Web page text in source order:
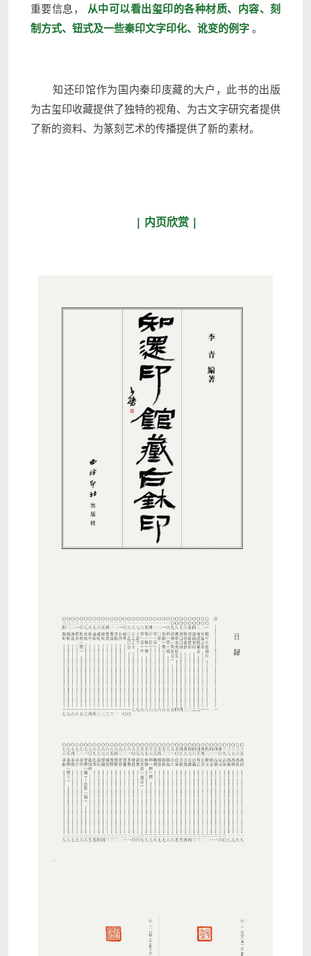
重要信息， 从中可以看出玺印的各种材质、内容、刻
制方式、钮式及一些秦印文字印化、讹变的例字 。
知还印馆作为国内秦印庋藏的大户，此书的出版
为古玺印收藏提供了独特的视角、为古文字研究者提供
了新的资料、为篆刻艺术的传播提供了新的素材。
| 内页欣赏 |